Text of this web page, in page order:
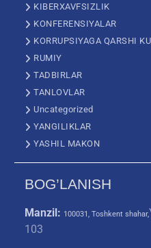
KIBERXAVFSIZLIK
KONFERENSIYALAR
KORRUPSIYAGA QARSHI
RUMIY
TADBIRLAR
TANLOVLAR
Uncategorized
YANGILIKLAR
YASHIL MAKON
BOG’LANISH
Manzil: 100031, Toshkent shahar,
103